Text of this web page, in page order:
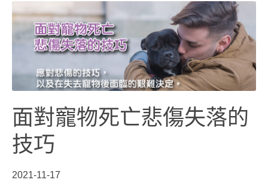
面對寵物死亡悲傷失落的
技巧
2021-11-17